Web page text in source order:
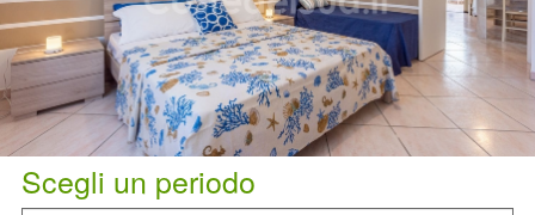
Scegli un periodo